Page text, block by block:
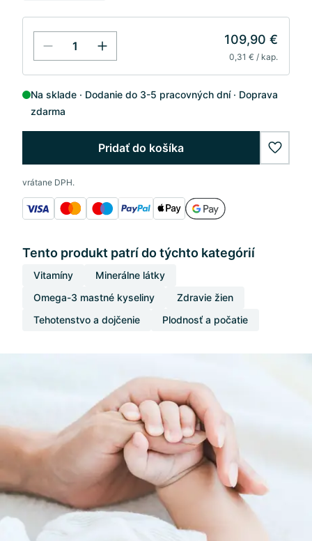
109,90 €
0,31 € / kap.
Na sklade Dodanie do 3-5 pracovných dní
Doprava
zdarma
Pridať do košíka
vrátane DPH.
Tento produkt patrí do týchto kategórií
Vitamíny
Minerálne látky
Omega-3 mastné kyseliny
Zdravie žien
Tehotenstvo a dojčenie
Plodnosť a počatie